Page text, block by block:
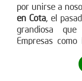
por unirse a
en Cota, el
grandiosa
Empresas
entorno. ¿Tu
cambio? Únete